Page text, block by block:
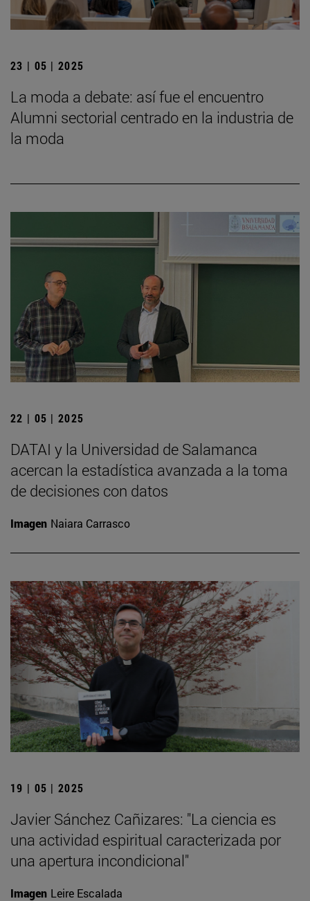
23 | 05 | 2025
La moda a debate: así fue el encuentro
Alumni sectorial centrado en la industria de
la moda
22 | 05 | 2025
DATAI y la Universidad de Salamanca
acercan la estadística avanzada a la toma
de decisiones con datos
Imagen Naiara Carrasco
19 | 05 | 2025
Javier Sánchez Cañizares: "La ciencia es
una actividad espiritual caracterizada por
una apertura incondicional"
Imagen Leire Escalada